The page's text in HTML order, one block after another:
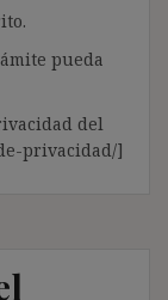
pueda
del
privacidad/]